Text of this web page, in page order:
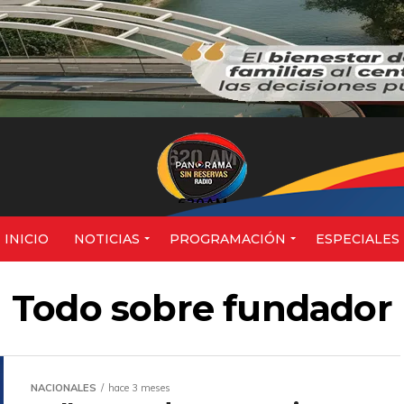
620AM
INICIO NOTICIAS PROGRAMACIÓN ESPECIALES
Todo sobre fundador
NACIONALES hace 3 meses